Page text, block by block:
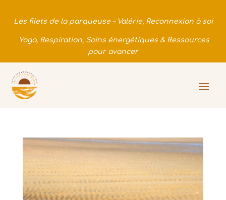
Les filets de la parqueuse – Valérie, Reconnexion à soi
Yoga, Respiration, Soins énergétiques & Ressources
pour avancer